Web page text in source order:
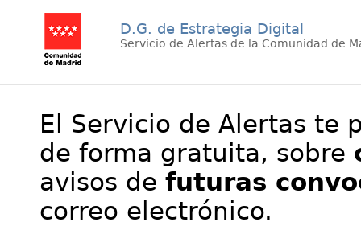
D.G. de Estrategia Digital
Servicio de Alertas de la Comunidad de
El Servicio de Alertas te
de forma gratuita, sobre
avisos de futuras
correo electrónico.